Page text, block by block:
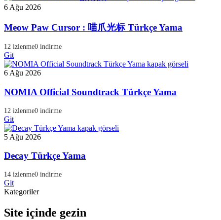
6 Ağu 2026
Meow Paw Cursor : 喵爪光标 Türkçe Yama
12 izlenme0 indirme
Git
6 Ağu 2026
NOMIA Official Soundtrack Türkçe Yama
12 izlenme0 indirme
Git
5 Ağu 2026
Decay Türkçe Yama
14 izlenme0 indirme
Git
Kategoriler
Site içinde gezin